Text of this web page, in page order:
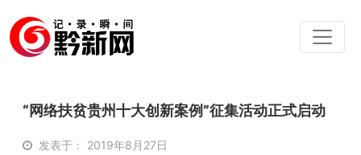
“网络扶贫贵州十大创新案例”征集活动正式启动
发表于： 2019年8月27日